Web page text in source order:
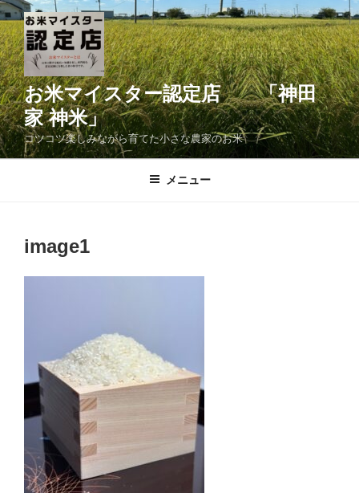
コ
ン
テ
ン
ツ
へ
ス
キ
ッ
お米マイスター認定店 「神田
家 神米」
コツコツ楽しみながら育てた小さな農家のお米
メニュー
image1